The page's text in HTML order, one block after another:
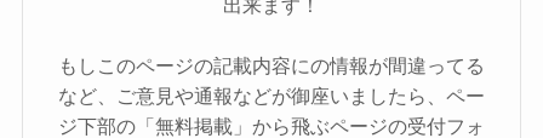
出来ます！
もしこのページの記載内容にの情報が間違ってる
など、ご意見や通報などが御座いましたら、ペー
ジ下部の「無料掲載」から飛ぶページの受付フォ